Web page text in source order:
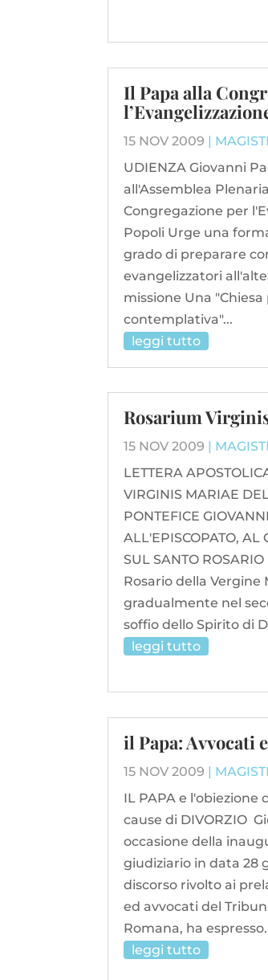
Il Papa alla
15 NOV 2009 |
UDIENZA Giovanni
all'Assemblea
Congregazione per
Popoli Urge una
grado di preparare
evangelizzatori
missione Una "Chiesa
contemplativa"...
leggi tutto
Rosarium
15 NOV 2009
LETTERA
VIRGINIS MARIAE
PONTEFICE
ALL'EPISCOPATO, AL
SUL SANTO ROSARIO
Rosario della Vergine
gradualmente nel
soffio dello Spirito di
leggi tutto
il Papa: Avvocati
15 NOV 2009
IL PAPA e l'obiezione
cause di DIVORZIO
occasione della
giudiziario in data 28
discorso rivolto ai
ed avvocati del
Romana, ha
leggi tutto